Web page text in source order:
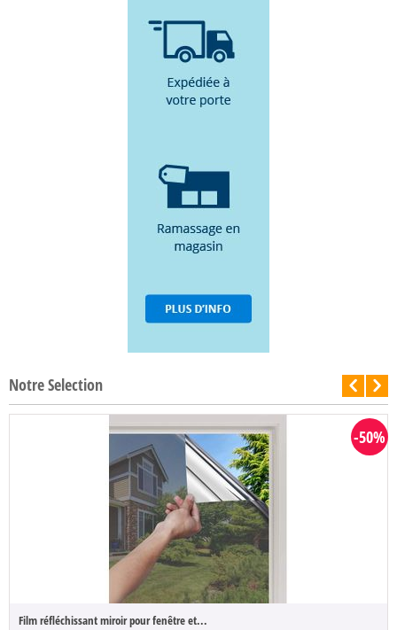
Notre Selection
-50%
Film réfléchissant miroir pour fenêtre et...